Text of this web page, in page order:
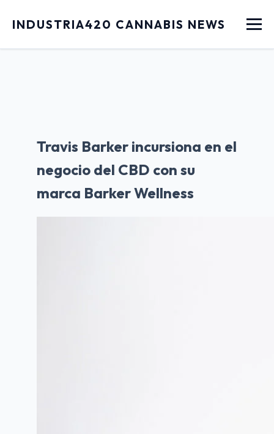
INDUSTRIA420 CANNABIS NEWS Menu
Travis Barker incursiona en el
negocio del CBD con su
marca Barker Wellness